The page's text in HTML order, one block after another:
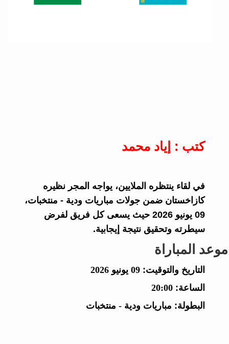
كتب : إياد محمد
في لقاء ينتظره الملايين، يواجه المجر نظيره
كازاخستان ضمن جولات مباريات ودية - منتخبات،
09 يونيو 2026 حيث يسعى كل فريق لفرض
سيطرته وتحقيق نتيجة إيجابية.
موعد المباراة
التاريخ والتوقيت: 09 يونيو 2026
الساعة: 20:00
البطولة: مباريات ودية - منتخبات